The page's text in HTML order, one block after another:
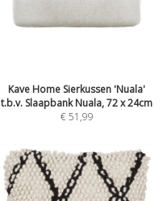
Kave Home Sierkussen 'Nuala'
t.b.v. Slaapbank Nuala, 72 x 24cm
€ 51,99